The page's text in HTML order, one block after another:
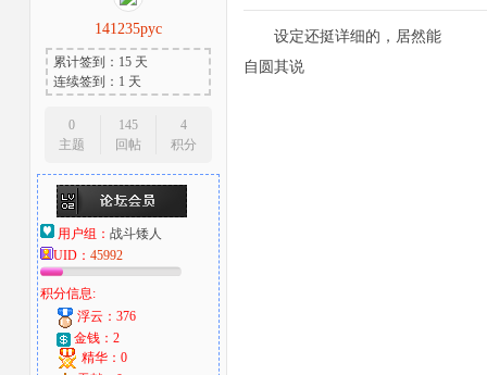
141235pyc
累计签到：15 天
连续签到：1 天
0
主题
145
回帖
4
积分
用户组： 战斗矮人
UID： 45992
积分信息:
浮云：376
金钱：2
精华：0
设定还挺详细的，居然能
自圆其说